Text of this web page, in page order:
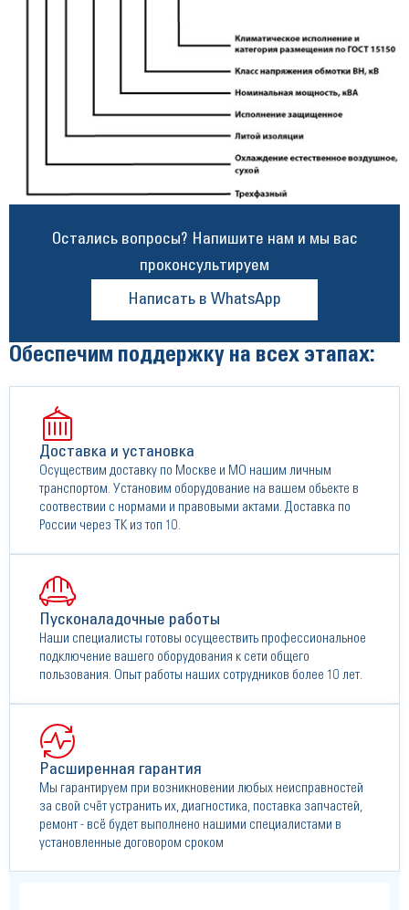
Остались вопросы? Напишите нам и мы вас
проконсультируем
Написать в WhatsApp
Обеспечим поддержку на всех этапах:
Доставка и установка
Осуществим доставку по Москве и МО нашим личным
транспортом. Установим оборудование на вашем обьекте в
соотвествии с нормами и правовыми актами. Доставка по
России через ТК из топ 10.
Пусконаладочные работы
Наши специалисты готовы осущеествить профессиональное
подключение вашего оборудования к сети общего
пользования. Опыт работы наших сотрудников более 10 лет.
Расширенная гарантия
Мы гарантируем при возникновении любых неисправностей
за свой счёт устранить их, диагностика, поставка запчастей,
ремонт - всё будет выполнено нашими специалистами в
установленные договором сроком